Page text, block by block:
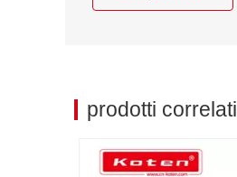
prodotti correlati